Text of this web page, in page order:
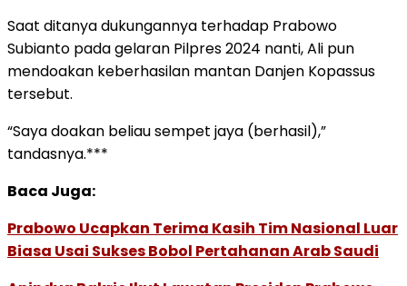
Saat ditanya dukungannya terhadap Prabowo
Subianto pada gelaran Pilpres 2024 nanti, Ali pun
mendoakan keberhasilan mantan Danjen Kopassus
tersebut.
“Saya doakan beliau sempet jaya (berhasil),”
tandasnya.***
Baca Juga:
Prabowo Ucapkan Terima Kasih Tim Nasional Luar
Biasa Usai Sukses Bobol Pertahanan Arab Saudi